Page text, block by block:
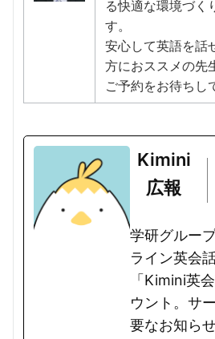
る快適な環境づく
す。
安心して英語を話
方におススメの先
ご予約をお待ちし
Kimini
広報
学研グルー
ライン英会
「Kimini英
ウント。サ
要なお知ら